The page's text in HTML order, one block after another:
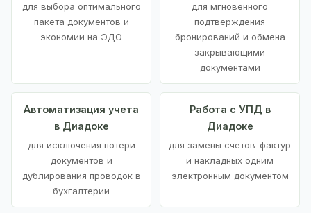
для выбора оптимального
пакета документов и
экономии на ЭДО
для мгновенного
подтверждения
бронирований и обмена
закрывающими
документами
Автоматизация учета
в Диадоке
для исключения потери
документов и
дублирования проводок в
бухгалтерии
Работа с УПД в
Диадоке
для замены счетов-фактур
и накладных одним
электронным документом